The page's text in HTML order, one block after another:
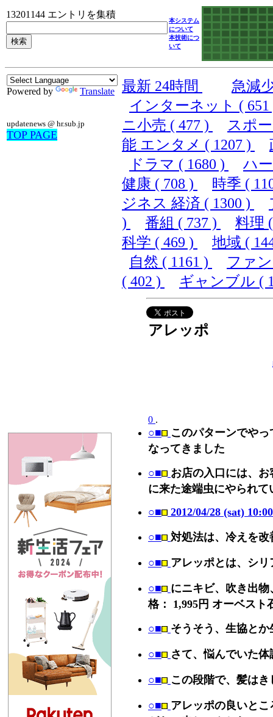
13201144 エントリを集積
本システム
について
本技術につ
いて
Powered by Translate
updatenews @ hr.sub.jp
TOP PAGE
最新 24時間
急減
インターネット (
ニ小売 ( 477 )
スポ
能 エンタメ ( 1207 )
ドラマ ( 1680 )
ハ
健康 ( 708 )
時季 (
ジネス 経済 ( 1300 )
)
番組 ( 737 )
料理
科学 ( 469 )
地域 (
自然 ( 1161 )
ファ
( 402 )
ギャンブル (
アレッポ
0 .
○■ このパターンでや
なってきました
○■ お店の入口には、
に来た途端虫にやられて
○■ 2012/04/28 (sat) 10:00
○■ 対処法は、冷えを改
○■ アレッポとは、シ
○■ にニキビ、吹き出
格： 1,995円 オーベスト
○■ そうそう、生協と
○■ さて、悩んでいた
○■ この段階で、髪は
○■ アレッポの良いと